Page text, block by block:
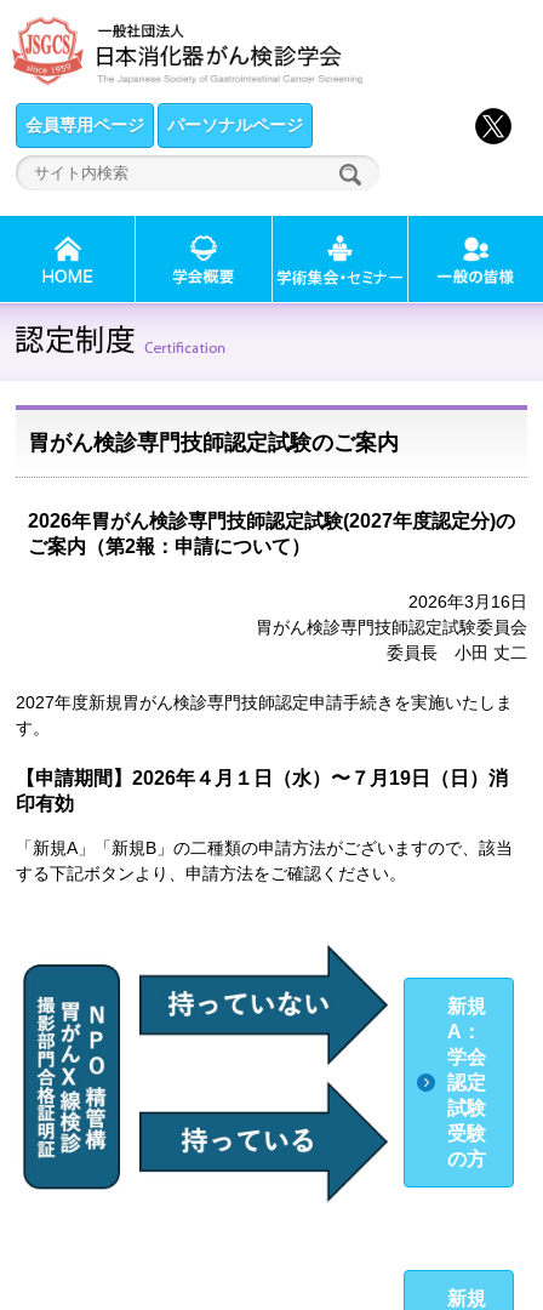
会員専用ページ パーソナルページ
胃がん検診専門技師認定試験のご案内
2026年胃がん検診専門技師認定試験(2027年度認定分)の
ご案内（第2報：申請について）
2026年3月16日
胃がん検診専門技師認定試験委員会
委員長 小田 丈二
2027年度新規胃がん検診専門技師認定申請手続きを実施いたしま
す。
【申請期間】2026年４月１日（水）〜７月19日（日）消
印有効
「新規A」「新規B」の二種類の申請方法がございますので、該当
する下記ボタンより、申請方法をご確認ください。
新規
A：
学会
認定
試験
受験
の方
新規